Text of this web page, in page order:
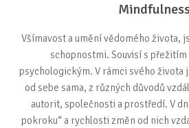
Všímavost a umění vědomého života,
schopnostmi. Souvisí s
psychologickým. V rámci svého života
od sebe sama, z různých důvodů
autorit, společnosti a prostředí. V
pokroku“ a rychlosti změn od nich